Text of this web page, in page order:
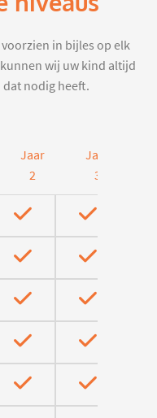
in bijles op elk
wij uw kind altijd
nodig heeft.
Jaar
2
Jaar
3